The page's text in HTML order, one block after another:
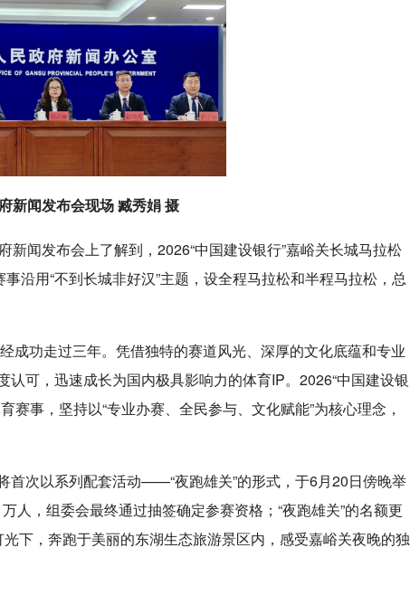
新闻发布会现场 臧秀娟 摄
新闻发布会上了解到，2026“中国建设银行”嘉峪关长城马拉松
沿用“不到长城非好汉”主题，设全程马拉松和半程马拉松，总
成功走过三年。凭借独特的赛道风光、深厚的文化底蕴和专业
可，迅速成长为国内极具影响力的体育IP。2026“中国建设银
事，坚持以“专业办赛、全民参与、文化赋能”为核心理念，
首次以系列配套活动——“夜跑雄关”的形式，于6月20日傍晚举
人，组委会最终通过抽签确定参赛资格；“夜跑雄关”的名额更
下，奔跑于美丽的东湖生态旅游景区内，感受嘉峪关夜晚的独